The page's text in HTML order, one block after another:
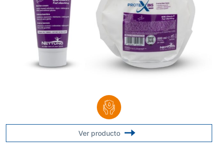
Ver producto